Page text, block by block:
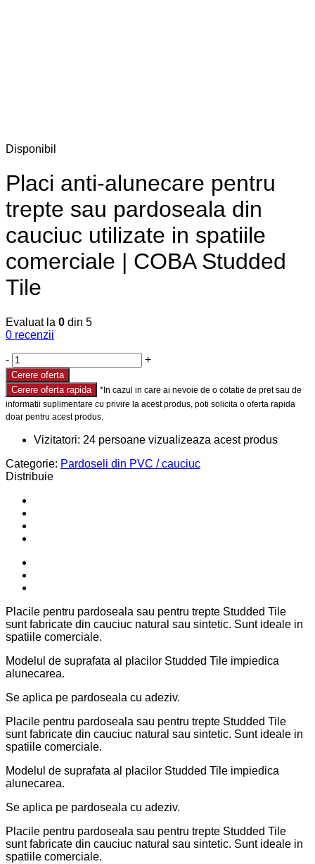
Disponibil
Placi anti-alunecare pentru
trepte sau pardoseala din
cauciuc utilizate in spatiile
comerciale | COBA Studded
Tile
Evaluat la 0 din 5
0 recenzii
- +
Cerere oferta
Cerere oferta rapida
Vizitatori: 24 persoane vizualizeaza acest produs
Categorie: Pardoseli din PVC / cauciuc
Distribuie
Placile pentru pardoseala sau pentru trepte Studded Tile
sunt fabricate din cauciuc natural sau sintetic. Sunt ideale in
spatiile comerciale.
Modelul de suprafata al placilor Studded Tile impiedica
alunecarea.
Se aplica pe pardoseala cu adeziv.
Placile pentru pardoseala sau pentru trepte Studded Tile
sunt fabricate din cauciuc natural sau sintetic. Sunt ideale in
spatiile comerciale.
Modelul de suprafata al placilor Studded Tile impiedica
alunecarea.
Se aplica pe pardoseala cu adeziv.
Placile pentru pardoseala sau pentru trepte Studded Tile
sunt fabricate din cauciuc natural sau sintetic. Sunt ideale in
spatiile comerciale.